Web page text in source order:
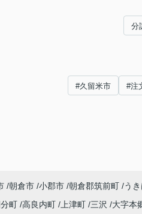
分
#久留米市 #注
朝倉市 小郡市 朝倉郡筑前町 う
町 高良内町 上津町 三沢 大字本